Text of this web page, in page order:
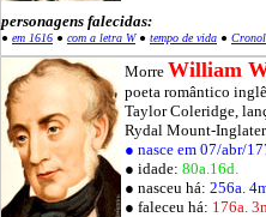
personagens falecidas:
● em 1616 ● com a letra W● tempo de vida ●
Morre William
poeta romântico
Taylor Coleridge,
Rydal Mount-
● nasce em 07/abr/
● idade: 80a.16d.
● nasceu há: 256a.
● faleceu há: 176a.